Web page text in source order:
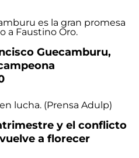
Guecamburu,
y el conflicto
a florecer